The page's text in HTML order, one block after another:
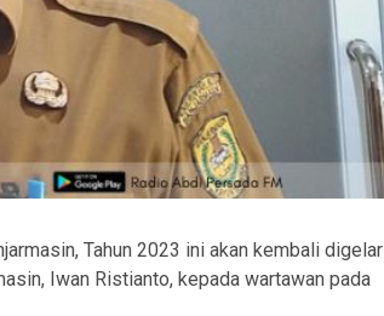
Tahun 2023 ini akan kembali digelar
Iwan Ristianto, kepada wartawan pada